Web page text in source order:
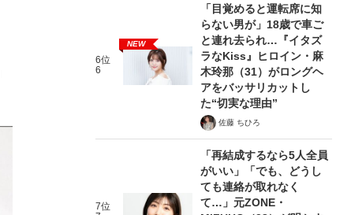
6位
6
NEW
「目覚めると運転席に知
らない男が」18歳で車ご
と連れ去られ…『イタズ
ラなKiss』ヒロイン・麻
木玲那（31）がロングヘ
アをバッサリカットし
た“切実な理由”
佐藤 ちひろ
7位
「再結成するなら5人全員
がいい」「でも、どうし
ても連絡が取れなく
て…」元ZONE・